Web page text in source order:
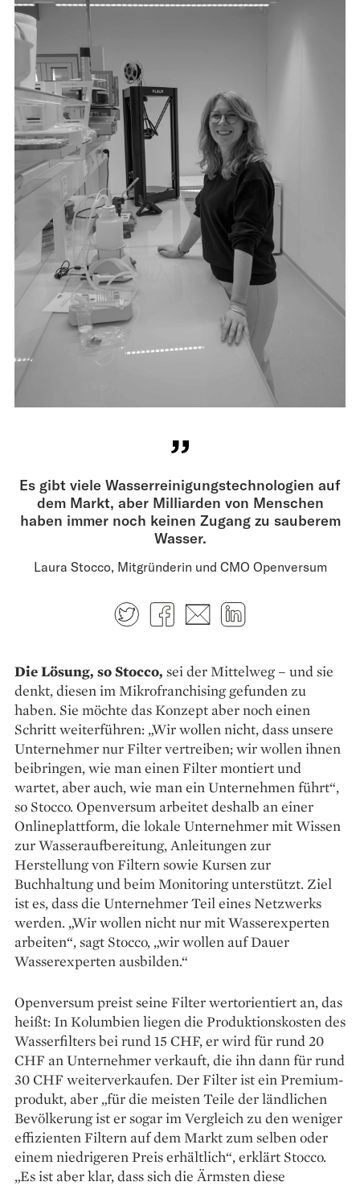
Es gibt viele Wasser­reinigungstechnologien auf
dem Markt, aber Milliarden von Menschen
haben immer noch keinen Zugang zu sauberem
Wasser.
Laura Stocco, Mitgründerin und CMO Openversum
TwitterFacebook
E-mail
Die Lösung, so Stocco, sei der Mittelweg – und sie
denkt, diesen im Mikrofranchising gefunden zu
haben. Sie möchte das Konzept aber noch einen
Schritt weiterführen: „Wir wollen nicht, dass unsere
Unternehmer nur Filter vertreiben; wir wollen ihnen
beibringen, wie man einen Filter montiert und
wartet, aber auch, wie man ein Unternehmen führt“,
so Stocco. Open­versum arbeitet deshalb an einer
Onlineplattform, die lokale Unternehmer mit Wissen
zur Wasseraufbereitung, Anleitungen zur
Herstellung von Filtern sowie Kursen zur
Buchhaltung und beim Monitoring unterstützt. Ziel
ist es, dass die Unternehmer Teil eines Netzwerks
werden. „Wir wollen nicht nur mit Wasserexperten
arbeiten“, sagt Stocco, „wir wollen auf Dauer
Wasserexperten ausbilden.“
Openversum preist seine Filter wert­orientiert an, das
heißt: In Kolumbien liegen die Produktionskosten des
Wasserfilters bei rund 15 CHF, er wird für rund 20
CHF an Unternehmer verkauft, die ihn dann für rund
30 CHF weiterverkaufen. Der Filter ist ein Premium­
produkt, aber „für die meisten Teile der länd­lichen
Bevölkerung ist er sogar im Vergleich zu den weniger
effizienten Filtern auf dem Markt zum selben oder
einem niedrigeren Preis er­hältlich“, erklärt Stocco.
„Es ist aber klar, dass sich die Ärmsten diese